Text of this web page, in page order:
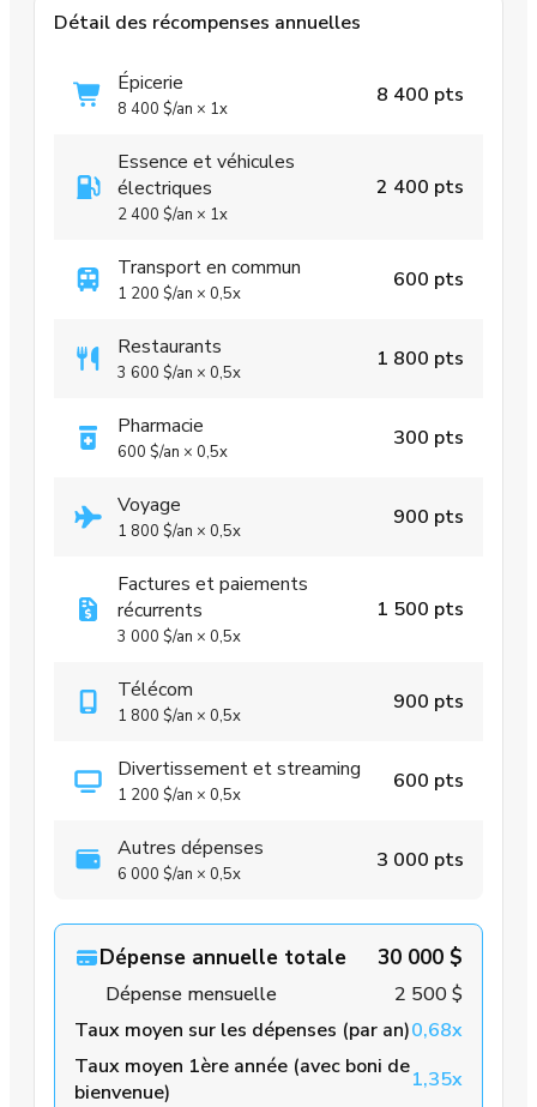
Détail des récompenses annuelles
Épicerie
8 400 $/an × 1x
8 400 pts
Essence et véhicules
électriques
2 400 $/an × 1x
2 400 pts
Transport en commun
1 200 $/an × 0,5x
600 pts
Restaurants
3 600 $/an × 0,5x
1 800 pts
Pharmacie
600 $/an × 0,5x
300 pts
Voyage
1 800 $/an × 0,5x
900 pts
Factures et paiements
récurrents
3 000 $/an × 0,5x
1 500 pts
Télécom
1 800 $/an × 0,5x
900 pts
Divertissement et streaming
1 200 $/an × 0,5x
600 pts
Autres dépenses
6 000 $/an × 0,5x
3 000 pts
Dépense annuelle totale 30 000 $
Dépense mensuelle
2 500 $
Taux moyen sur les dépenses (par an)0,68x
Taux moyen 1ère année (avec boni de
bienvenue)
1,35x